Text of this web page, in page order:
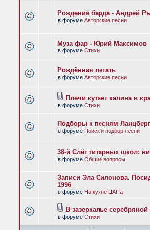
Рождение барда - Андрей
в форуме Авторские песни
Муза фар - Юрий Максимов
в форуме Стихи
Рождённая летать
в форуме Авторские песни
Плечи кутает калина в
в форуме Стихи
Подборы к песням
в форуме Поиск и подбор песни
38-й Слёт гитарных школ:
в форуме Общие вопросы
Записи Эла Силонова.
1996
в форуме На кухне ЦАПа
В зазеркалье серебряной
в форуме Стихи